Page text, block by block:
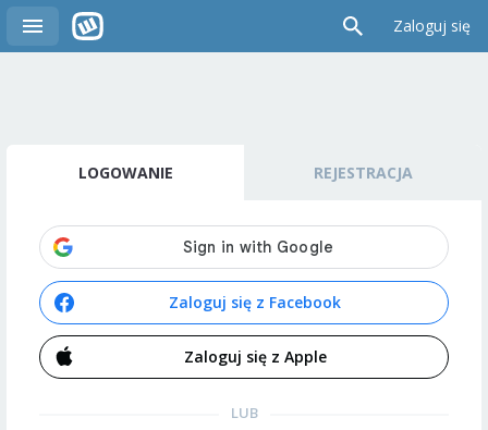
Zaloguj się
LOGOWANIE REJESTRACJA
Zaloguj się z Facebook
Zaloguj się z Apple
LUB